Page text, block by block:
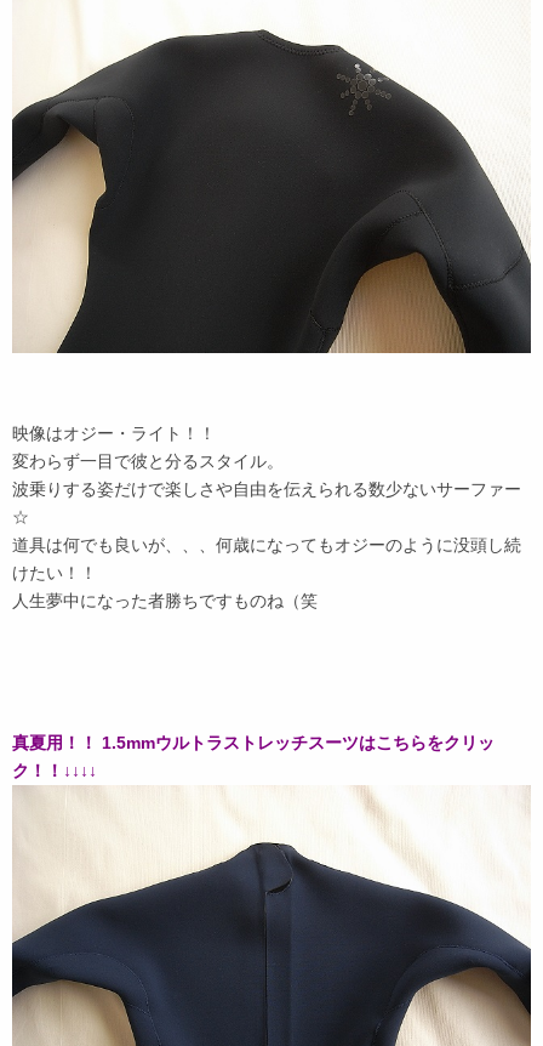
映像はオジー・ライト！！
変わらず一目で彼と分るスタイル。
波乗りする姿だけで楽しさや自由を伝えられる数少ないサーファー
☆
道具は何でも良いが、、、何歳になってもオジーのように没頭し続
けたい！！
人生夢中になった者勝ちですものね（笑
真夏用！！ 1.5mmウルトラストレッチスーツはこちらをクリッ
ク！！↓↓↓↓